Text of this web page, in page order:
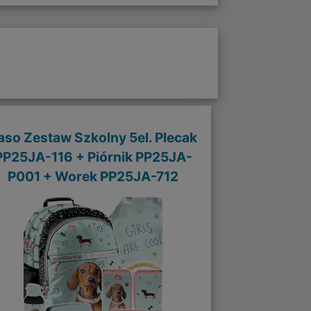
Zestaw Szkolny 5el. Plecak
116 + Piórnik PP25JA-
P001 + Worek PP25JA-712